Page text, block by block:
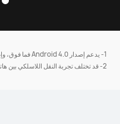
1- يدعم إصدار Android 4.0 فما فوق، وإصدار IOS 6.0 فما فوق.
2- قد تختلف تجربة النقل اللاسلكي بين هاتف وآخر